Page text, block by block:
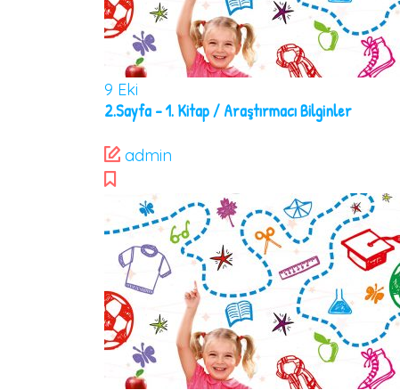
9 Eki
2.Sayfa – 1. Kitap / Araştırmacı Bilginler
admin